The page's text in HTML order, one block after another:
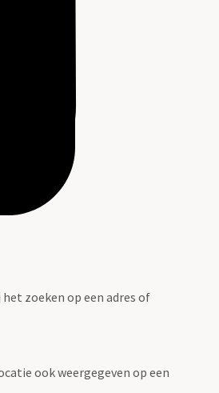
zoeken op een adres of
ook weergegeven op een